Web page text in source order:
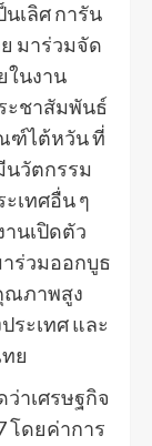
เลิศ การัน
มาร่วมจัด
ในงาน
ระชาสัมพันธ์
ฑ์ไต้หวัน ที่
นวัตกรรม
เทศอื่น ๆ
นเปิดตัว
ร่วมออกบูธ
ณภาพสูง
ระเทศ และ
ย
าเศรษฐกิจ
โดยค่าการ